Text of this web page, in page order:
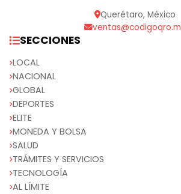
Querétaro, México
SECCIONES
LOCAL
NACIONAL
GLOBAL
DEPORTES
ELITE
MONEDA Y BOLSA
SALUD
TRÁMITES Y SERVICIOS
TECNOLOGÍA
AL LÍMITE